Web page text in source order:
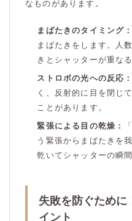
なものがあります。
まばたきのタイミング：
まばたきをします。人
きとシャッターが重な
ストロボの光への反応：
く、反射的に目を閉じ
ことがあります。
緊張による目の乾燥：
う緊張からまばたきを
乾いてシャッターの瞬
失敗を防ぐために
イント